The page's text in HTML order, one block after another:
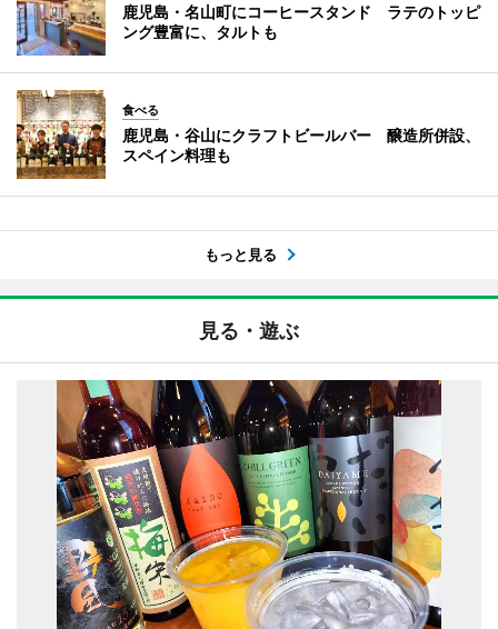
鹿児島・名山町にコーヒースタンド ラテのトッピ
ング豊富に、タルトも
食べる
鹿児島・谷山にクラフトビールバー 醸造所併設、
スペイン料理も
もっと見る
見る・遊ぶ